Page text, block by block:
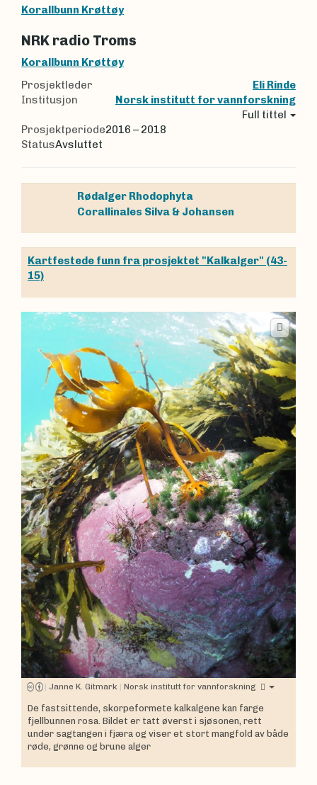
Korallbunn Krøttøy
NRK radio Troms
Korallbunn Krøttøy
Prosjektleder
Eli Rinde
Institusjon
Norsk institutt for vannforskning
Full tittel
Prosjektperiode2016 – 2018
StatusAvsluttet
Rødalger Rhodophyta
Corallinales Silva & Johansen
Kartfestede funn fra prosjektet "Kalkalger" (43-
15)
| Janne K. Gitmark | Norsk institutt for vannforskning
De fastsittende, skorpeformete kalkalgene kan farge
fjellbunnen rosa. Bildet er tatt øverst i sjøsonen, rett
under sagtangen i fjæra og viser et stort mangfold av både
røde, grønne og brune alger